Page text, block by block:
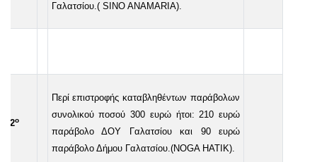
Γαλατσίου.( SINO ANAMARIA).
32ο
Περί επιστροφής καταβληθέντων παράβολων
συνολικού ποσού 300 ευρώ ήτοι: 210 ευρώ
παράβολο ΔΟΥ Γαλατσίου και 90 ευρώ
παράβολο Δήμου Γαλατσίου.(NOGA HATIK).